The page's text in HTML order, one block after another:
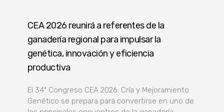
CEA 2026 reunirá a referentes de la
ganadería regional para impulsar la
genética, innovación y eficiencia
productiva
El 34º Congreso CEA 2026: Cría y Mejoramiento
Genético se prepara para convertirse en uno de